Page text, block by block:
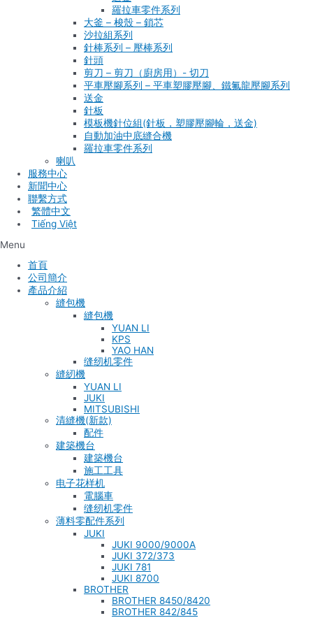
羅拉車零件系列
大釜 – 梭殼 – 鎖芯
沙拉組系列
針棒系列 – 壓棒系列
針頭
剪刀 – 剪刀（廚房用）- 切刀
平車壓腳系列 – 平車塑膠壓腳、鐵氟龍壓腳系列
送金
針板
模板機針位組(針板，塑膠壓腳輪，送金)
自動加油中底縫合機
羅拉車零件系列
喇叭
服務中心
新聞中心
聯繫方式
Tiếng Việt
Menu
首頁
公司簡介
產品介紹
縫包機
縫包機
YUAN LI
KPS
YAO HAN
缝纫机零件
縫紉機
YUAN LI
JUKI
MITSUBISHI
清縫機(新款)
配件
建築機台
建築機台
施工工具
电子花样机
電腦車
缝纫机零件
薄料零配件系列
JUKI
JUKI 9000/9000A
JUKI 372/373
JUKI 781
JUKI 8700
BROTHER
BROTHER 8450/8420
BROTHER 842/845